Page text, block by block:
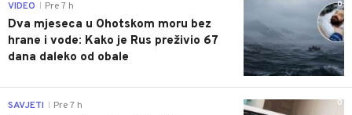
0
VIDEO Pre 7 h
Dva mjeseca u Ohotskom moru bez
hrane i vode: Kako je Rus preživio 67
dana daleko od obale
0
SAVJETI Pre 7 h